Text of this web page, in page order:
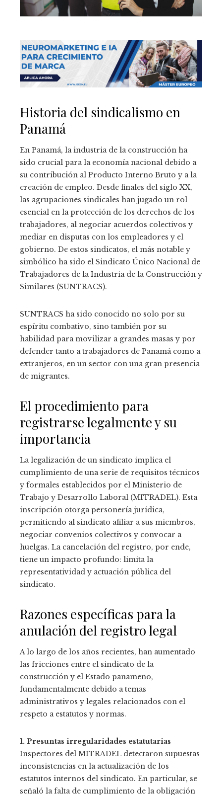
Historia del sindicalismo en
Panamá
En Panamá, la industria de la construcción ha
sido crucial para la economía nacional debido a
su contribución al Producto Interno Bruto y a la
creación de empleo. Desde finales del siglo XX,
las agrupaciones sindicales han jugado un rol
esencial en la protección de los derechos de los
trabajadores, al negociar acuerdos colectivos y
mediar en disputas con los empleadores y el
gobierno. De estos sindicatos, el más notable y
simbólico ha sido el Sindicato Único Nacional de
Trabajadores de la Industria de la Construcción y
Similares (SUNTRACS).
SUNTRACS ha sido conocido no solo por su
espíritu combativo, sino también por su
habilidad para movilizar a grandes masas y por
defender tanto a trabajadores de Panamá como a
extranjeros, en un sector con una gran presencia
de migrantes.
El procedimiento para
registrarse legalmente y su
importancia
La legalización de un sindicato implica el
cumplimiento de una serie de requisitos técnicos
y formales establecidos por el Ministerio de
Trabajo y Desarrollo Laboral (MITRADEL). Esta
inscripción otorga personería jurídica,
permitiendo al sindicato afiliar a sus miembros,
negociar convenios colectivos y convocar a
huelgas. La cancelación del registro, por ende,
tiene un impacto profundo: limita la
representatividad y actuación pública del
sindicato.
Razones específicas para la
anulación del registro legal
A lo largo de los años recientes, han aumentado
las fricciones entre el sindicato de la
construcción y el Estado panameño,
fundamentalmente debido a temas
administrativos y legales relacionados con el
respeto a estatutos y normas.
1. Presuntas irregularidades estatutarias
Inspectores del MITRADEL detectaron supuestas
inconsistencias en la actualización de los
estatutos internos del sindicato. En particular, se
señaló la falta de cumplimiento de la obligación